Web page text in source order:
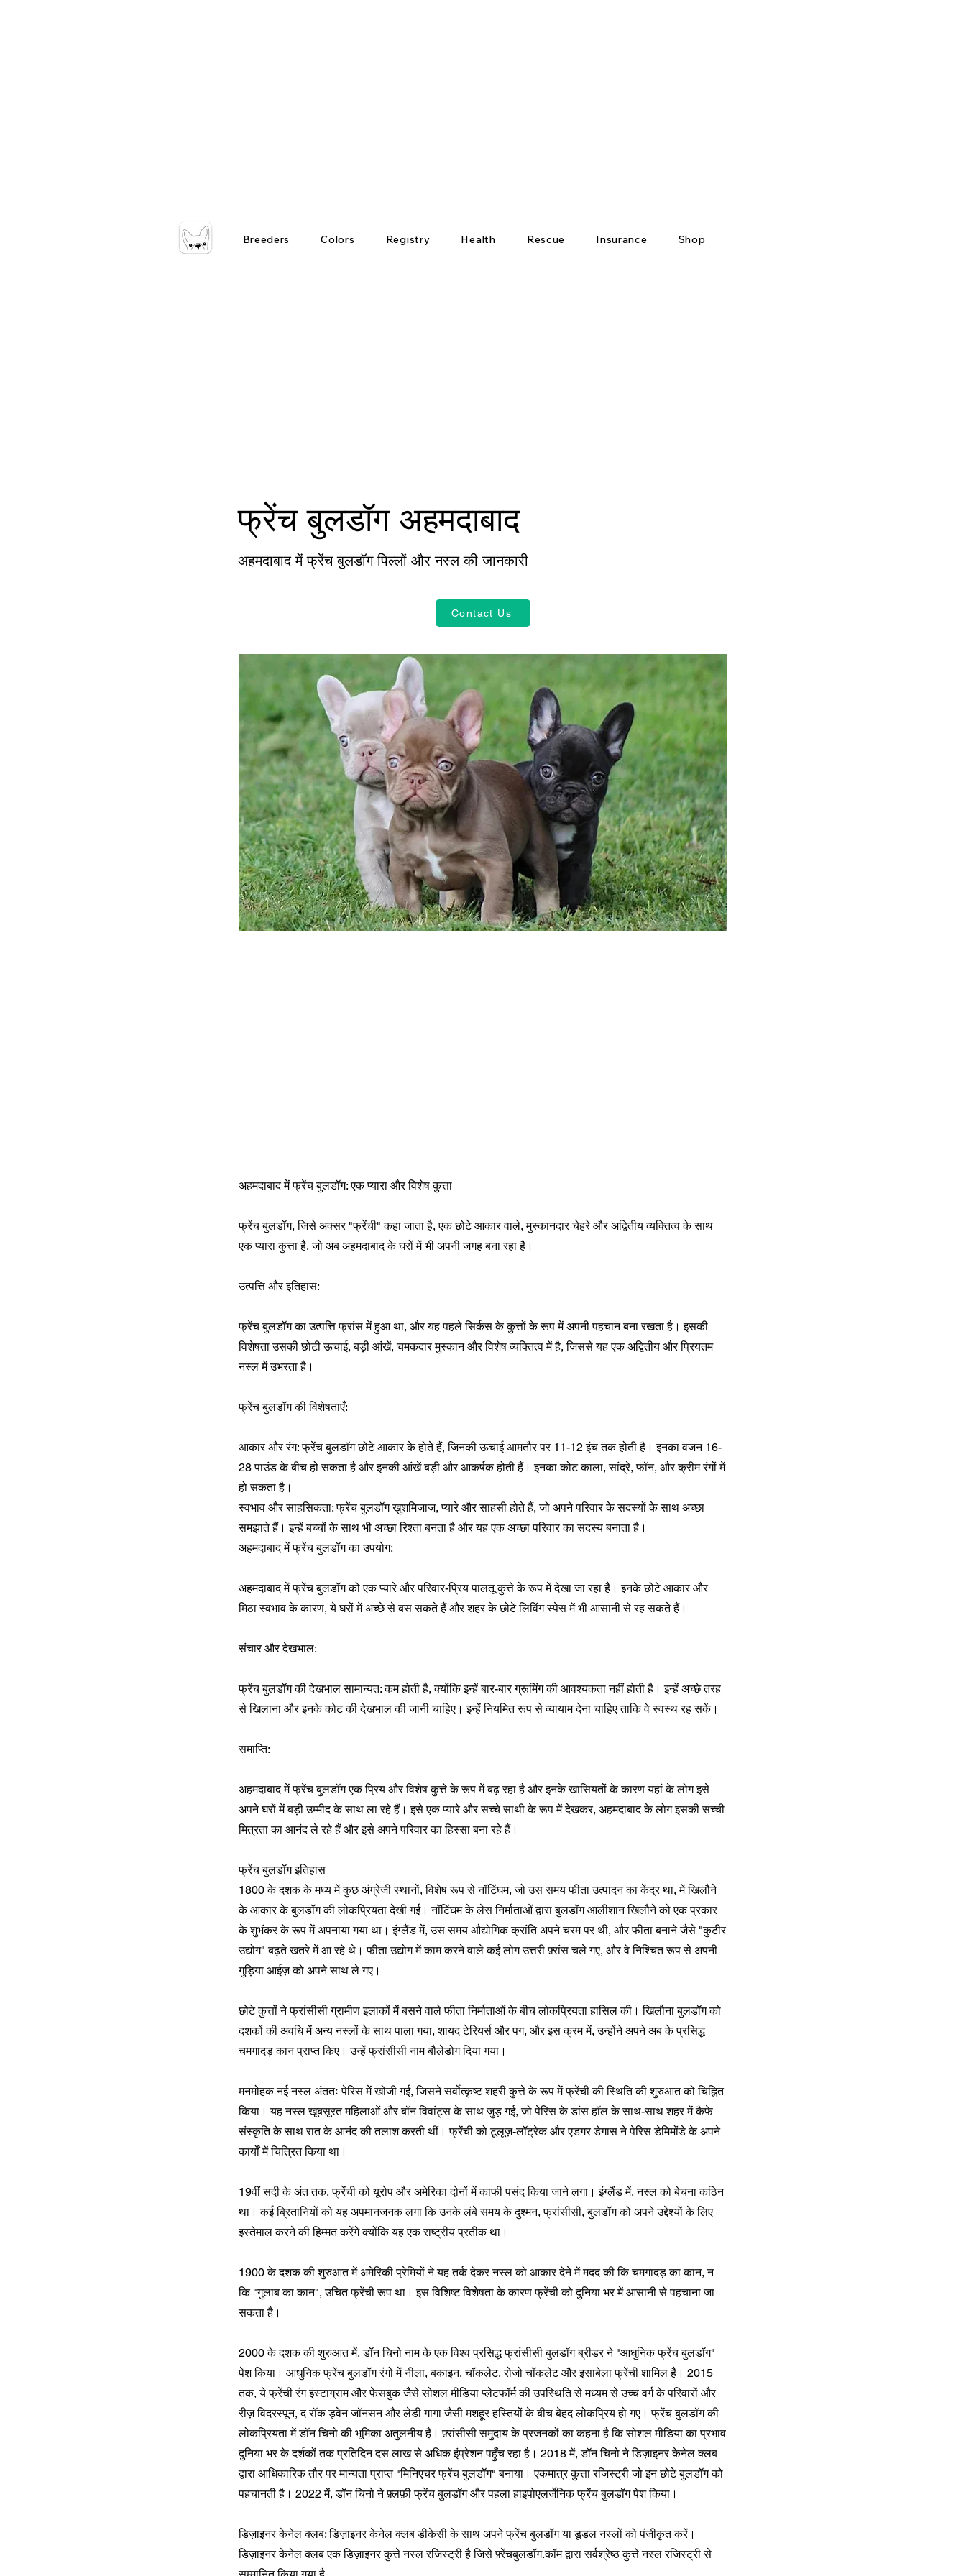
Breeders Colors Registry Health Rescue Insurance Shop
फ्रेंच बुलडॉग अहमदाबाद
अहमदाबाद में फ्रेंच बुलडॉग पिल्लों और नस्ल की जानकारी
Contact Us
अहमदाबाद में फ्रेंच बुलडॉग: एक प्यारा और विशेष कुत्ता
फ्रेंच बुलडॉग, जिसे अक्सर "फ्रेंची" कहा जाता है, एक छोटे आकार वाले, मुस्कानदार चेहरे और अद्वितीय व्यक्तित्व के साथ
एक प्यारा कुत्ता है, जो अब अहमदाबाद के घरों में भी अपनी जगह बना रहा है।
उत्पत्ति और इतिहास:
फ्रेंच बुलडॉग का उत्पत्ति फ्रांस में हुआ था, और यह पहले सिर्कस के कुत्तों के रूप में अपनी पहचान बना रखता है। इसकी
विशेषता उसकी छोटी ऊचाई, बड़ी आंखें, चमकदार मुस्कान और विशेष व्यक्तित्व में है, जिससे यह एक अद्वितीय और प्रियतम
नस्ल में उभरता है।
फ्रेंच बुलडॉग की विशेषताएँ:
आकार और रंग: फ्रेंच बुलडॉग छोटे आकार के होते हैं, जिनकी ऊचाई आमतौर पर 11-12 इंच तक होती है। इनका वजन 16-
28 पाउंड के बीच हो सकता है और इनकी आंखें बड़ी और आकर्षक होती हैं। इनका कोट काला, सांद्रे, फॉन, और क्रीम रंगों में
हो सकता है।
स्वभाव और साहसिकता: फ्रेंच बुलडॉग खुशमिजाज, प्यारे और साहसी होते हैं, जो अपने परिवार के सदस्यों के साथ अच्छा
समझाते हैं। इन्हें बच्चों के साथ भी अच्छा रिश्ता बनता है और यह एक अच्छा परिवार का सदस्य बनाता है।
अहमदाबाद में फ्रेंच बुलडॉग का उपयोग:
अहमदाबाद में फ्रेंच बुलडॉग को एक प्यारे और परिवार-प्रिय पालतू कुत्ते के रूप में देखा जा रहा है। इनके छोटे आकार और
मिठा स्वभाव के कारण, ये घरों में अच्छे से बस सकते हैं और शहर के छोटे लिविंग स्पेस में भी आसानी से रह सकते हैं।
संचार और देखभाल:
फ्रेंच बुलडॉग की देखभाल सामान्यत: कम होती है, क्योंकि इन्हें बार-बार ग्रूमिंग की आवश्यकता नहीं होती है। इन्हें अच्छे तरह
से खिलाना और इनके कोट की देखभाल की जानी चाहिए। इन्हें नियमित रूप से व्यायाम देना चाहिए ताकि वे स्वस्थ रह सकें।
समाप्ति:
अहमदाबाद में फ्रेंच बुलडॉग एक प्रिय और विशेष कुत्ते के रूप में बढ़ रहा है और इनके खासियतों के कारण यहां के लोग इसे
अपने घरों में बड़ी उम्मीद के साथ ला रहे हैं। इसे एक प्यारे और सच्चे साथी के रूप में देखकर, अहमदाबाद के लोग इसकी सच्ची
मित्रता का आनंद ले रहे हैं और इसे अपने परिवार का हिस्सा बना रहे हैं।
फ्रेंच बुलडॉग इतिहास
1800 के दशक के मध्य में कुछ अंग्रेजी स्थानों, विशेष रूप से नॉटिंघम, जो उस समय फीता उत्पादन का केंद्र था, में खिलौने
के आकार के बुलडॉग की लोकप्रियता देखी गई। नॉटिंघम के लेस निर्माताओं द्वारा बुलडॉग आलीशान खिलौने को एक प्रकार
के शुभंकर के रूप में अपनाया गया था। इंग्लैंड में, उस समय औद्योगिक क्रांति अपने चरम पर थी, और फीता बनाने जैसे "कुटीर
उद्योग" बढ़ते खतरे में आ रहे थे। फीता उद्योग में काम करने वाले कई लोग उत्तरी फ़्रांस चले गए, और वे निश्चित रूप से अपनी
गुड़िया आईज़ को अपने साथ ले गए।
छोटे कुत्तों ने फ्रांसीसी ग्रामीण इलाकों में बसने वाले फीता निर्माताओं के बीच लोकप्रियता हासिल की। खिलौना बुलडॉग को
दशकों की अवधि में अन्य नस्लों के साथ पाला गया, शायद टेरियर्स और पग, और इस क्रम में, उन्होंने अपने अब के प्रसिद्ध
चमगादड़ कान प्राप्त किए। उन्हें फ्रांसीसी नाम बौलेडोग दिया गया।
मनमोहक नई नस्ल अंततः पेरिस में खोजी गई, जिसने सर्वोत्कृष्ट शहरी कुत्ते के रूप में फ्रेंची की स्थिति की शुरुआत को चिह्नित
किया। यह नस्ल खूबसूरत महिलाओं और बॉन विवांट्स के साथ जुड़ गई, जो पेरिस के डांस हॉल के साथ-साथ शहर में कैफे
संस्कृति के साथ रात के आनंद की तलाश करती थीं। फ्रेंची को टूलूज़-लॉट्रेक और एडगर डेगास ने पेरिस डेमिमोंडे के अपने
कार्यों में चित्रित किया था।
19वीं सदी के अंत तक, फ्रेंची को यूरोप और अमेरिका दोनों में काफी पसंद किया जाने लगा। इंग्लैंड में, नस्ल को बेचना कठिन
था। कई ब्रितानियों को यह अपमानजनक लगा कि उनके लंबे समय के दुश्मन, फ्रांसीसी, बुलडॉग को अपने उद्देश्यों के लिए
इस्तेमाल करने की हिम्मत करेंगे क्योंकि यह एक राष्ट्रीय प्रतीक था।
1900 के दशक की शुरुआत में अमेरिकी प्रेमियों ने यह तर्क देकर नस्ल को आकार देने में मदद की कि चमगादड़ का कान, न
कि "गुलाब का कान", उचित फ्रेंची रूप था। इस विशिष्ट विशेषता के कारण फ्रेंची को दुनिया भर में आसानी से पहचाना जा
सकता है।
2000 के दशक की शुरुआत में, डॉन चिनो नाम के एक विश्व प्रसिद्ध फ्रांसीसी बुलडॉग ब्रीडर ने "आधुनिक फ्रेंच बुलडॉग"
पेश किया। आधुनिक फ्रेंच बुलडॉग रंगों में नीला, बकाइन, चॉकलेट, रोजो चॉकलेट और इसाबेला फ्रेंची शामिल हैं। 2015
तक, ये फ्रेंची रंग इंस्टाग्राम और फेसबुक जैसे सोशल मीडिया प्लेटफॉर्म की उपस्थिति से मध्यम से उच्च वर्ग के परिवारों और
रीज़ विदरस्पून, द रॉक ड्वेन जॉनसन और लेडी गागा जैसी मशहूर हस्तियों के बीच बेहद लोकप्रिय हो गए। फ्रेंच बुलडॉग की
लोकप्रियता में डॉन चिनो की भूमिका अतुलनीय है। फ़्रांसीसी समुदाय के प्रजनकों का कहना है कि सोशल मीडिया का प्रभाव
दुनिया भर के दर्शकों तक प्रतिदिन दस लाख से अधिक इंप्रेशन पहुँच रहा है। 2018 में, डॉन चिनो ने डिज़ाइनर केनेल क्लब
द्वारा आधिकारिक तौर पर मान्यता प्राप्त "मिनिएचर फ्रेंच बुलडॉग" बनाया। एकमात्र कुत्ता रजिस्ट्री जो इन छोटे बुलडॉग को
पहचानती है। 2022 में, डॉन चिनो ने फ़्लफ़ी फ्रेंच बुलडॉग और पहला हाइपोएलर्जेनिक फ्रेंच बुलडॉग पेश किया।
डिज़ाइनर केनेल क्लब: डिज़ाइनर केनेल क्लब डीकेसी के साथ अपने फ्रेंच बुलडॉग या डूडल नस्लों को पंजीकृत करें।
डिज़ाइनर केनेल क्लब एक डिज़ाइनर कुत्ते नस्ल रजिस्ट्री है जिसे फ़्रेंचबुलडॉग.कॉम द्वारा सर्वश्रेष्ठ कुत्ते नस्ल रजिस्ट्री से